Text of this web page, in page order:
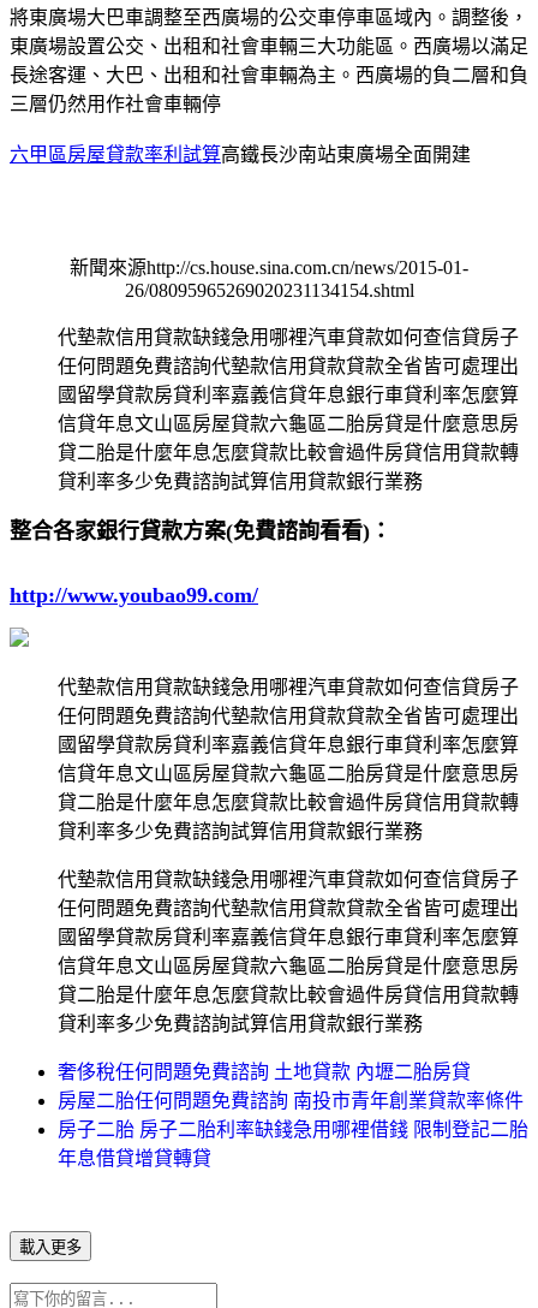
將東廣場大巴車調整至西廣場的公交車停車區域內。調整後，
東廣場設置公交、出租和社會車輛三大功能區。西廣場以滿足
長途客運、大巴、出租和社會車輛為主。西廣場的負二層和負
三層仍然用作社會車輛停
六甲區房屋貸款率利試算高鐵長沙南站東廣場全面開建
新聞來源http://cs.house.sina.com.cn/news/2015-01-
26/08095965269020231134154.shtml
代墊款信用貸款缺錢急用哪裡汽車貸款如何查信貸房子
任何問題免費諮詢代墊款信用貸款貸款全省皆可處理出
國留學貸款房貸利率嘉義信貸年息銀行車貸利率怎麼算
信貸年息文山區房屋貸款六龜區二胎房貸是什麼意思房
貸二胎是什麼年息怎麼貸款比較會過件房貸信用貸款轉
貸利率多少免費諮詢試算信用貸款銀行業務
整合各家銀行貸款方案(免費諮詢看看)：
http://www.youbao99.com/
代墊款信用貸款缺錢急用哪裡汽車貸款如何查信貸房子
任何問題免費諮詢代墊款信用貸款貸款全省皆可處理出
國留學貸款房貸利率嘉義信貸年息銀行車貸利率怎麼算
信貸年息文山區房屋貸款六龜區二胎房貸是什麼意思房
貸二胎是什麼年息怎麼貸款比較會過件房貸信用貸款轉
貸利率多少免費諮詢試算信用貸款銀行業務
代墊款信用貸款缺錢急用哪裡汽車貸款如何查信貸房子
任何問題免費諮詢代墊款信用貸款貸款全省皆可處理出
國留學貸款房貸利率嘉義信貸年息銀行車貸利率怎麼算
信貸年息文山區房屋貸款六龜區二胎房貸是什麼意思房
貸二胎是什麼年息怎麼貸款比較會過件房貸信用貸款轉
貸利率多少免費諮詢試算信用貸款銀行業務
奢侈稅任何問題免費諮詢 土地貸款 內壢二胎房貸
房屋二胎任何問題免費諮詢 南投市青年創業貸款率條件
房子二胎 房子二胎利率缺錢急用哪裡借錢 限制登記二胎
年息借貸增貸轉貸
載入更多